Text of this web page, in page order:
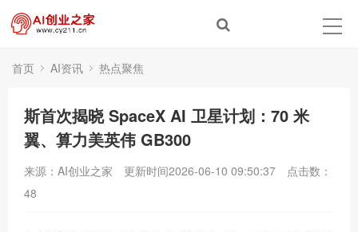
首页 AI资讯 热点聚焦
斯首次揭晓 SpaceX AI 卫星计划：70 米
翼、算力美英伟 GB300
来源：AI创业之家 更新时间2026-06-10 09:50:37
点击数：
48